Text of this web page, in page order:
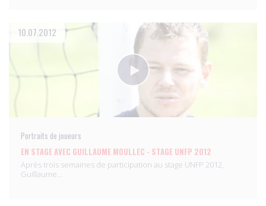
10.07.2012
Portraits de joueurs
EN STAGE AVEC GUILLAUME MOULLEC - STAGE UNFP 2012
Après trois semaines de participation au stage UNFP 2012,
Guillaume…